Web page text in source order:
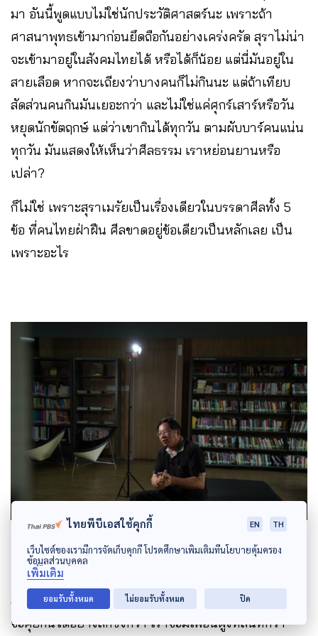
มา อันนี้พูดแบบไม่ใช่นักประวัติศาสตร์นะ เพราะถ้า
ศาสนาพุทธเข้ามาก่อนยึดถือกันอย่างเคร่งครัด สุราไม่น่า
จะเข้ามาอยู่ในสังคมไทยได้ หรือได้ก็น้อย แต่นี่มันอยู่ใน
สายเลือด หากจะเถียงว่าบางคนก็ไม่กินนะ แต่ถ้าเทียบ
สัดส่วนคนกินมันเยอะกว่า และไม่ใช่แค่ศุกร์เสาร์หรือวัน
หยุดนักขัตฤกษ์ แต่ว่าเขากินได้ทุกวัน ตามผับบาร์คนแน่น
ทุกวัน มันแสดงให้เห็นว่าศีลธรรม เราหย่อนยานหรือ
เปล่า?
ก็ไม่ใช่ เพราะสุราเมรัยเป็นเรื่องเดียวในบรรดาศีลทั้ง 5
ข้อ ที่คนไทยฝ่าฝืน ศีลขาดอยู่ข้อเดียวเป็นหลักเลย เป็น
เพราะอะไร
อาจเป็นเพราะวัฒนธรรมของเรา ถ้าเราคุยกันแบบในห้อง
สมุด เราคุยกันได้ประมาณหนึ่ง แต่ถ้าเราคุยในบาร์ เราก็
จะคุยกันได้อย่างลึกซึ้งกว่า เราจะมีเพื่อนฝูงที่สนิทกว่า
ไทยพีบีเอสใช้คุกกี้ EN TH
เว็บไซต์ของเรามีการจัดเก็บคุกกี้ โปรดศึกษาเพิ่มเติมที่นโยบายคุ้มครอง
ข้อมูลส่วนบุคคล
เพิ่มเติม
ยอมรับทั้งหมด ไม่ยอมรับทั้งหมด ปิด